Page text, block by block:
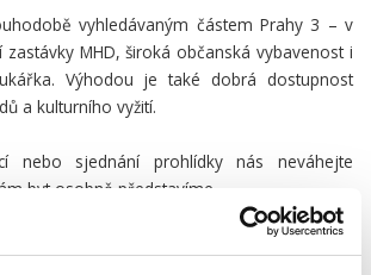
vyhledávaným částem Prahy 3 – v
zastávky MHD, široká občanská vybavenost i
Výhodou je také dobrá dostupnost
a kulturního vyžití.
nebo sjednání prohlídky nás neváhejte
byt osobně představíme.